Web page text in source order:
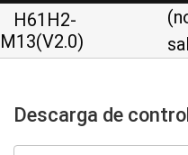
H61H2-
M13(V2.0)
Descarga de